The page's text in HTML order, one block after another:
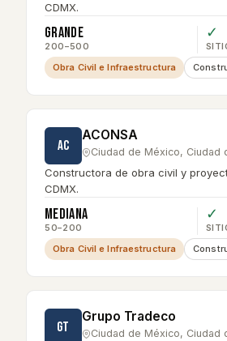
CDMX.
Grande
200–500
✓
Obra Civil e Infraestructura
AC
ACONSA
Ciudad de México, Ciudad
Constructora de obra civil y
CDMX.
Mediana
50–200
✓
Obra Civil e Infraestructura
GT
Grupo Tradeco
Ciudad de México, Ciudad